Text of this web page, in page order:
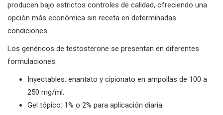
producen bajo estrictos controles de calidad, ofreciendo una
opción más económica sin receta en determinadas
condiciones.
Los genéricos de testosterone se presentan en diferentes
formulaciones:
Inyectables: enantato y cipionato en ampollas de 100 a
250 mg/ml.
Gel tópico: 1% o 2% para aplicación diaria.